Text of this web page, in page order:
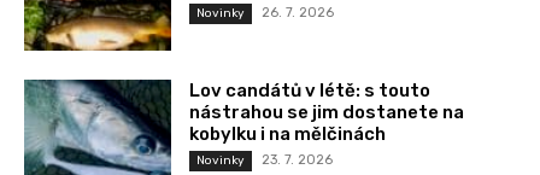
Novinky 26. 7. 2026
Lov candátů v létě: s touto
nástrahou se jim dostanete na
kobylku i na mělčinách
Novinky 23. 7. 2026